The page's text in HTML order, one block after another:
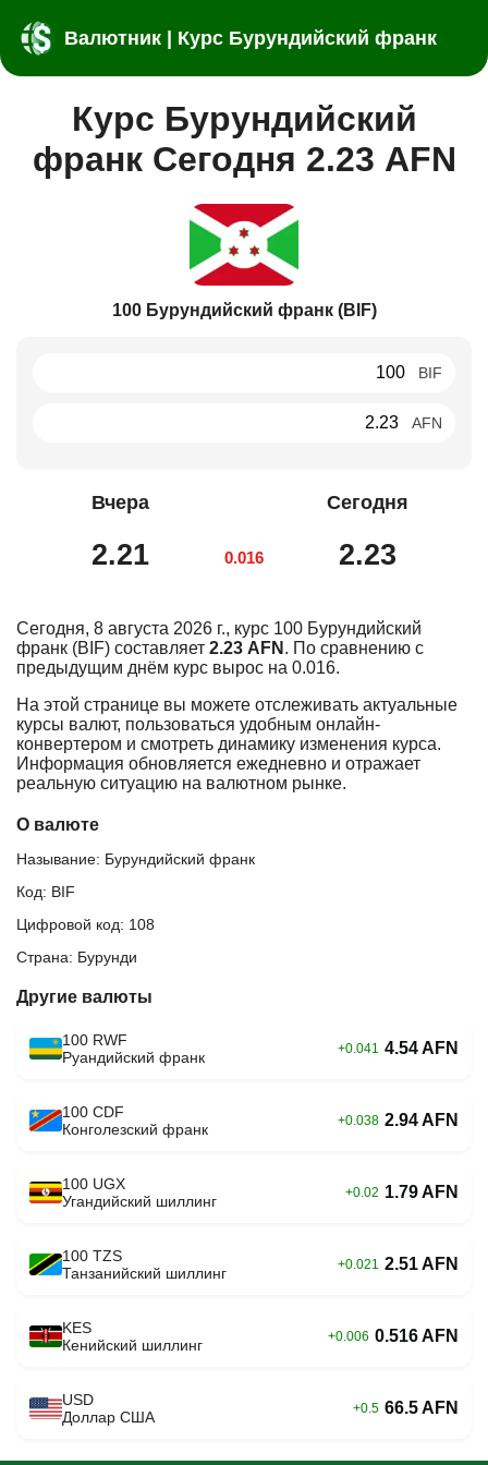
Валютник | Курс Бурундийский франк
Курс Бурундийский
франк Сегодня 2.23 AFN
100 Бурундийский франк (BIF)
BIF
AFN
Вчера
2.21 0.016
Сегодня
2.23
Сегодня, 8 августа 2026 г., курс 100 Бурундийский
франк (BIF) составляет 2.23 AFN . По сравнению с
предыдущим днём курс вырос на 0.016.
На этой странице вы можете отслеживать актуальные
курсы валют, пользоваться удобным онлайн-
конвертером и смотреть динамику изменения курса.
Информация обновляется ежедневно и отражает
реальную ситуацию на валютном рынке.
О валюте
Называние: Бурундийский франк
Код: BIF
Цифровой код: 108
Страна: Бурунди
Другие валюты
100 RWF
Руандийский франк
+0.041 4.54 AFN
100 CDF
Конголезский франк
+0.038 2.94 AFN
100 UGX
Угандийский шиллинг
+0.02 1.79 AFN
100 TZS
Танзанийский шиллинг
+0.021 2.51 AFN
KES
Кенийский шиллинг
+0.006 0.516 AFN
USD
Доллар США
+0.5 66.5 AFN